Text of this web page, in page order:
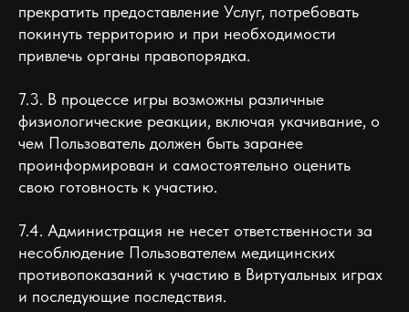
прекратить предоставление Услуг, потребовать
покинуть территорию и при необходимости
привлечь органы правопорядка.
7.3. В процессе игры возможны различные
физиологические реакции, включая укачивание, о
чем Пользователь должен быть заранее
проинформирован и самостоятельно оценить
свою готовность к участию.
7.4. Администрация не несет ответственности за
несоблюдение Пользователем медицинских
противопоказаний к участию в Виртуальных играх
и последующие последствия.